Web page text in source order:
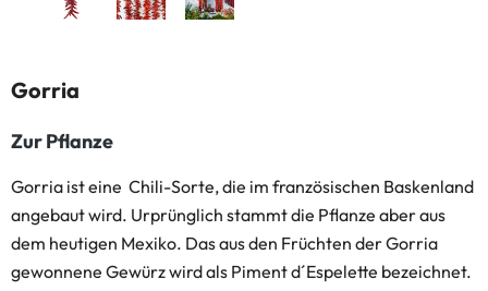
Gorria
Zur Pflanze
Gorria ist eine Chili-Sorte, die im französischen Baskenland
angebaut wird. Urprünglich stammt die Pflanze aber aus
dem heutigen Mexiko. Das aus den Früchten der Gorria
gewonnene Gewürz wird als Piment d´Espelette bezeichnet.